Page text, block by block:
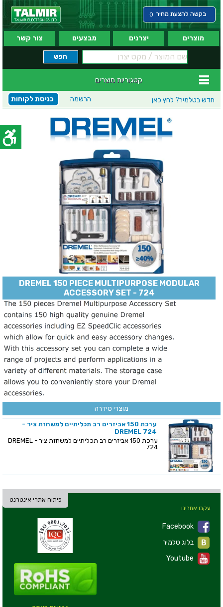
בקשה להצעת מחיר 0
מוצרים יצרנים מבצעים צור קשר
קטגוריות מוצרים
חדש בטלמיר? לחץ כאן כניסת לקוחות הרשמה
DREMEL 150 PIECE MULTIPURPOSE MODULAR
ACCESSORY SET - 724
מוצרי סידרה
ערכת 150 אביזרים רב תכליתיים למשחזת ציר -
DREMEL 724
ערכת 150 אביזרים רב תכליתיים למשחזת ציר - DREMEL
724 ...
פיתוח אתרי אינטרנט
עקבו אחרינו
Facebook
Youtube